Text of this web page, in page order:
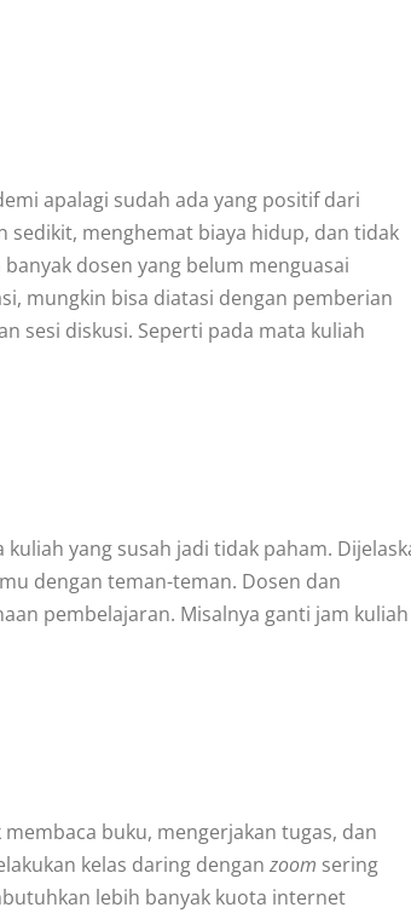
apalagi sudah ada yang positif dari
sedikit, menghemat biaya hidup, dan tidak
dosen yang belum menguasai
mungkin bisa diatasi dengan pemberian
sesi diskusi. Seperti pada mata kuliah
yang susah jadi tidak paham.
dengan teman-teman. Dosen dan
pembelajaran. Misalnya ganti jam kuliah
buku, mengerjakan tugas, dan
kelas daring dengan zoom sering
lebih banyak kuota internet